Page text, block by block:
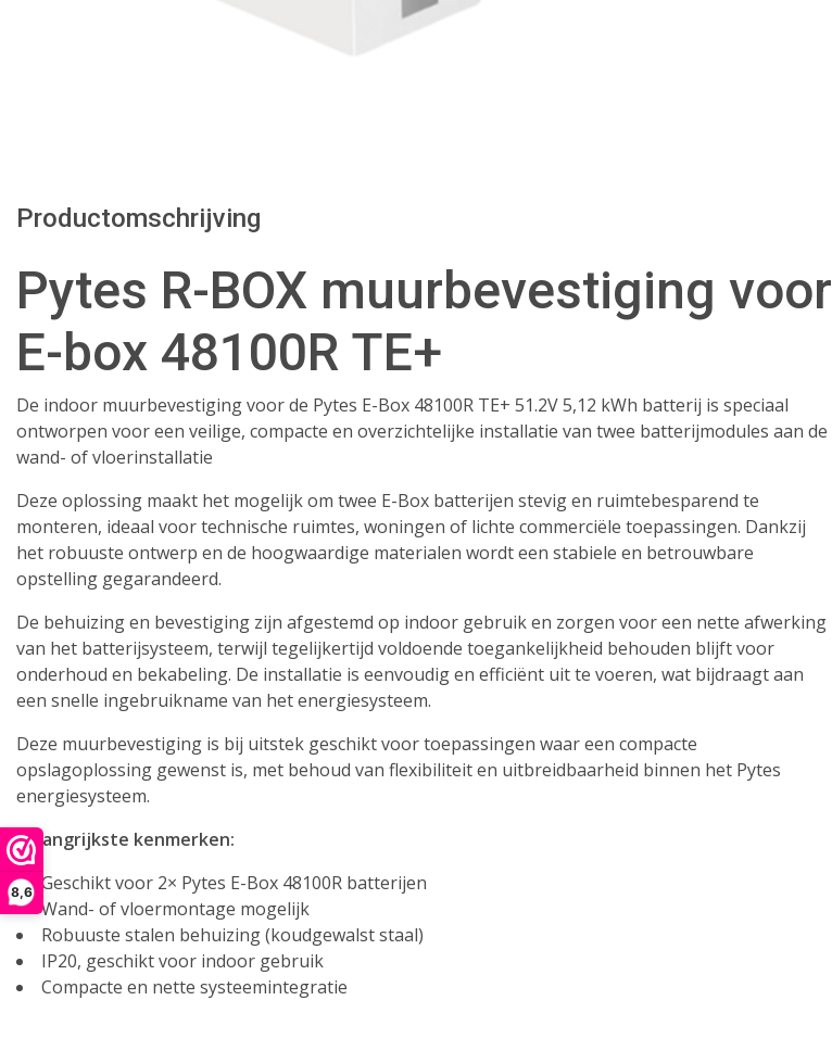
8,6
Productomschrijving
Pytes R-BOX muurbevestiging voor
E-box 48100R TE+
De indoor muurbevestiging voor de Pytes E-Box 48100R TE+ 51.2V 5,12 kWh batterij is speciaal
ontworpen voor een veilige, compacte en overzichtelijke installatie van twee batterijmodules aan de
wand- of vloerinstallatie
Deze oplossing maakt het mogelijk om twee E-Box batterijen stevig en ruimtebesparend te
monteren, ideaal voor technische ruimtes, woningen of lichte commerciële toepassingen. Dankzij
het robuuste ontwerp en de hoogwaardige materialen wordt een stabiele en betrouwbare
opstelling gegarandeerd.
De behuizing en bevestiging zijn afgestemd op indoor gebruik en zorgen voor een nette afwerking
van het batterijsysteem, terwijl tegelijkertijd voldoende toegankelijkheid behouden blijft voor
onderhoud en bekabeling. De installatie is eenvoudig en efficiënt uit te voeren, wat bijdraagt aan
een snelle ingebruikname van het energiesysteem.
Deze muurbevestiging is bij uitstek geschikt voor toepassingen waar een compacte
opslagoplossing gewenst is, met behoud van flexibiliteit en uitbreidbaarheid binnen het Pytes
energiesysteem.
Belangrijkste kenmerken:
Geschikt voor 2× Pytes E-Box 48100R batterijen
Wand- of vloermontage mogelijk
Robuuste stalen behuizing (koudgewalst staal)
IP20, geschikt voor indoor gebruik
Compacte en nette systeemintegratie